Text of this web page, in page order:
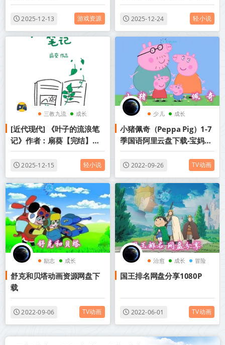
2025-12-13 游戏资源
资源百度网盘免费txt下载
2025-12-24 轻小说
三教九流 成长
救赎
[近代现代] 《叶子的流浪笔
记》作者：扇葵【完结】丨
百度网盘免费txt下载
2025-12-15 轻小说
少儿 成长
小猪佩奇（Peppa Pig）1-7
季国语阿里云盘下载-宝妈宝
爸亲子必备
2022-09-26 TV动画
励志 成长
舒克和贝塔动画资源网盘下
载
2022-09-06 TV动画
治愈 成长 冒险
国王排名网盘分享1080P
2022-06-01 TV动画